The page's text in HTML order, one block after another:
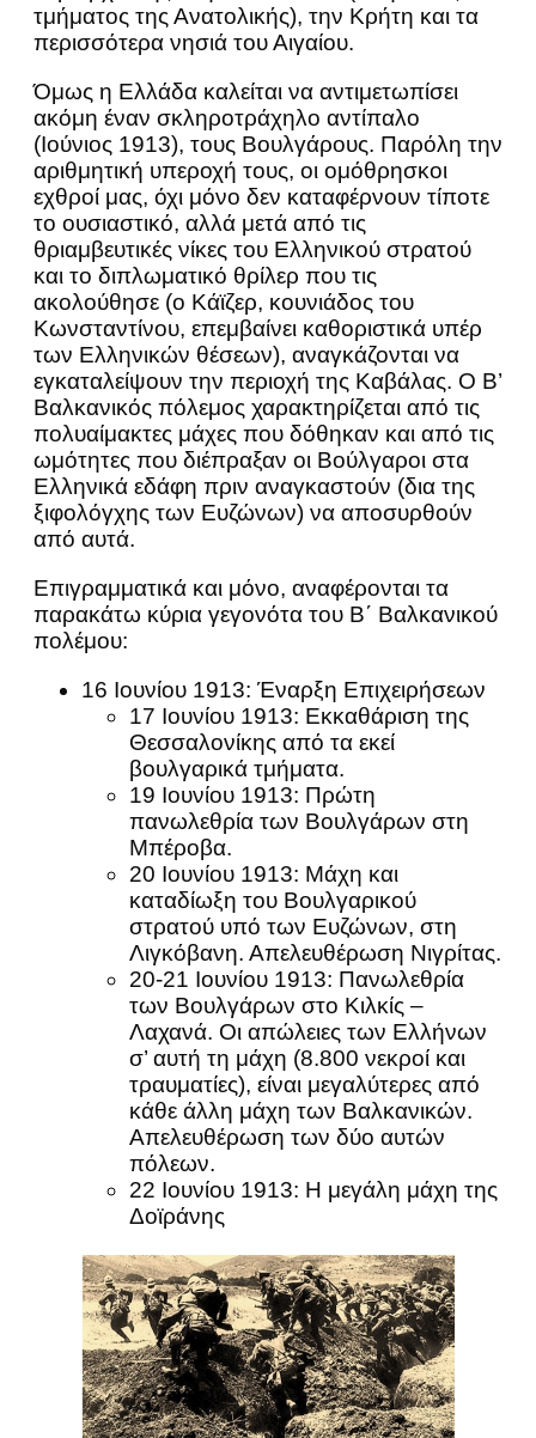
τμήματος της Ανατολικής), την Κρήτη και τα
περισσότερα νησιά του Αιγαίου.
Όμως η Ελλάδα καλείται να αντιμετωπίσει
ακόμη έναν σκληροτράχηλο αντίπαλο
(Ιούνιος 1913), τους Βουλγάρους. Παρόλη την
αριθμητική υπεροχή τους, οι ομόθρησκοι
εχθροί μας, όχι μόνο δεν καταφέρνουν τίποτε
το ουσιαστικό, αλλά μετά από τις
θριαμβευτικές νίκες του Ελληνικού στρατού
και το διπλωματικό θρίλερ που τις
ακολούθησε (ο Κάϊζερ, κουνιάδος του
Κωνσταντίνου, επεμβαίνει καθοριστικά υπέρ
των Ελληνικών θέσεων), αναγκάζονται να
εγκαταλείψουν την περιοχή της Καβάλας. Ο Β’
Βαλκανικός πόλεμος χαρακτηρίζεται από τις
πολυαίμακτες μάχες που δόθηκαν και από τις
ωμότητες που διέπραξαν οι Βούλγαροι στα
Ελληνικά εδάφη πριν αναγκαστούν (δια της
ξιφολόγχης των Ευζώνων) να αποσυρθούν
από αυτά.
Επιγραμματικά και μόνο, αναφέρονται τα
παρακάτω κύρια γεγονότα του Β΄ Βαλκανικού
πολέμου:
16 Ιουνίου 1913: Έναρξη Επιχειρήσεων
17 Ιουνίου 1913: Εκκαθάριση της
Θεσσαλονίκης από τα εκεί
βουλγαρικά τμήματα.
19 Ιουνίου 1913: Πρώτη
πανωλεθρία των Βουλγάρων στη
Μπέροβα.
20 Ιουνίου 1913: Μάχη και
καταδίωξη του Βουλγαρικού
στρατού υπό των Ευζώνων, στη
Λιγκόβανη. Απελευθέρωση Νιγρίτας.
20-21 Ιουνίου 1913: Πανωλεθρία
των Βουλγάρων στο Κιλκίς –
Λαχανά. Οι απώλειες των Ελλήνων
σ’ αυτή τη μάχη (8.800 νεκροί και
τραυματίες), είναι μεγαλύτερες από
κάθε άλλη μάχη των Βαλκανικών.
Απελευθέρωση των δύο αυτών
πόλεων.
22 Ιουνίου 1913: Η μεγάλη μάχη της
Δοϊράνης